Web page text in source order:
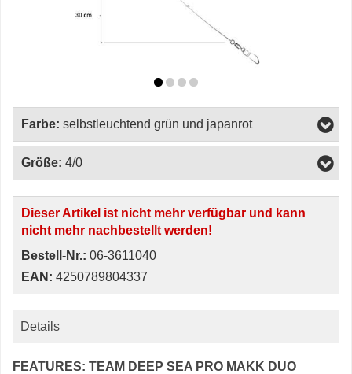
Farbe: selbstleuchtend grün und japanrot
Größe: 4/0
Dieser Artikel ist nicht mehr verfügbar und kann
nicht mehr nachbestellt werden!
Bestell-Nr.: 06-3611040
EAN: 4250789804337
Details
FEATURES: TEAM DEEP SEA PRO MAKK DUO